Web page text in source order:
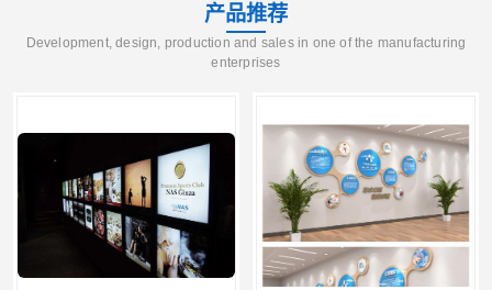
产品推荐
Development, design, production and sales in one of the manufacturing
enterprises